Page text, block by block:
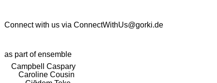
Connect with us via ConnectWithUs@gorki.de
as part of ensemble
Campbell Caspary
Caroline Cousin